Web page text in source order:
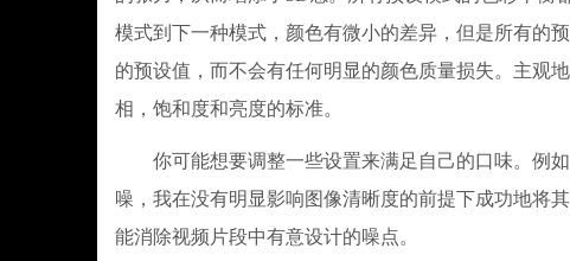
模式到下一种模式，颜色有微小的差异，但是所有的
的预设值，而不会有任何明显的颜色质量损失。主观
相，饱和度和亮度的标准。
你可能想要调整一些设置来满足自己的口味。例如
噪，我在没有明显影响图像清晰度的前提下成功地将
能消除视频片段中有意设计的噪点。